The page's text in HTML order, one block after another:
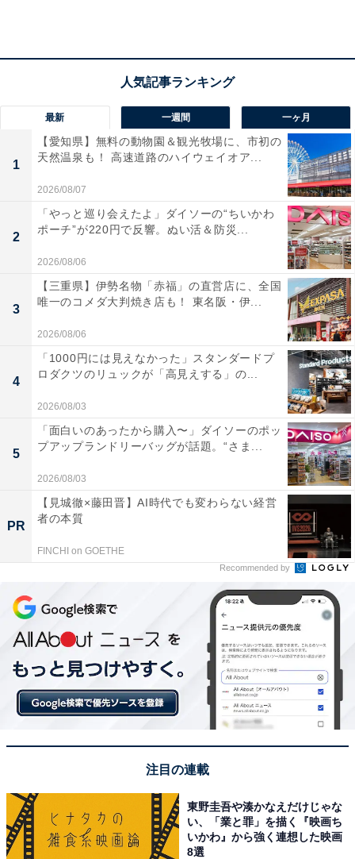
「シウマイ弁当」を販売する崎陽軒は首都圏で知名度が
高く、真のローカルブランドを目指すことや食を通して
心を満たすことなどを経営理念に掲げていることから、
「今回の企画にぴったり」と白羽の矢が立ったのだと
か。2022年7月、福井県と崎陽軒が地域の活性化・ブラ
ンド力向上に繋げる相互協力協定を締結しました。
相互協力協定のもと、北陸新幹線福井・敦賀開業1年前
を記念し、福井県産食材の魅力が詰まったお弁当を、崎
陽軒ファンの小山薫堂さん（放送作家・脚本家）が出演
するBSフジ『小山薫堂 東京会議』のメンバー協力によ
り開発。福井県の食材の魅力が詰まったお弁当が完成し
ました。
お弁当の名前は「福笑御膳（ふくしょうごぜ
最新 一週間 一ヶ月
1
【愛知県】無料の動物園＆観光牧場に、市初の
天然温泉も！ 高速道路のハイウェイオア...
2026/08/07
2
「やっと巡り会えたよ」ダイソーの“ちいかわ
ポーチ”が220円で反響。ぬい活＆防災...
2026/08/06
3
【三重県】伊勢名物「赤福」の直営店に、全国
唯一のコメダ大判焼き店も！ 東名阪・伊...
2026/08/06
4
「1000円には見えなかった」スタンダードプ
ロダクツのリュックが「高見えする」の...
2026/08/03
5
「面白いのあったから購入〜」ダイソーのポッ
プアップランドリーバッグが話題。“さま...
2026/08/03
PR
【見城徹×藤田晋】AI時代でも変わらない経営
者の本質
FINCHI on GOETHE
Recommended by
注目の連載
東野圭吾や湊かなえだけじゃな
い、「業と罪」を描く『映画ち
いかわ』から強く連想した映画
8選